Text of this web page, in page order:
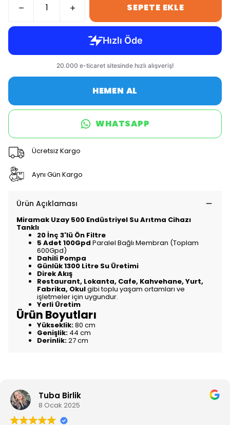
SEPETE EKLE
HEMEN AL
WHATSAPP
Ücretsiz Kargo
Aynı Gün Kargo
Ürün Açıklaması
Miramak Uzay 500 Endüstriyel Su Arıtma Cihazı
Tanklı
20 İnç 3'lü Ön Filtre
5 Adet 100Gpd Paralel Bağlı Membran (Toplam
600Gpd)
Dahili Pompa
Günlük 1300 Litre Su Üretimi
Direk Akış
Restaurant, Lokanta, Cafe, Kahvehane, Yurt,
Fabrika, Okulgibi toplu yaşam ortamları ve
işletmeler için uygundur.
Yerli Üretim
Ürün Boyutları
Yükseklik:80 cm
Genişlik: 44 cm
Derinlik:27 cm